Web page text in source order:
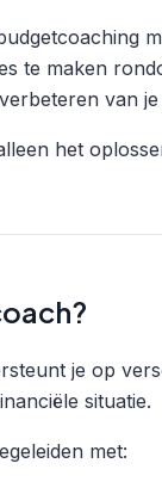
te maken
van
het
je op
situatie.
met: